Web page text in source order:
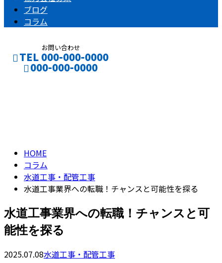
ブログ
コラム
お問い合わせ
TEL 000-000-0000
000-000-0000
HOME
コラム
水道工事・配管工事
水道工事業界への転職！チャンスと可能性を探る
水道工事業界への転職！チャンスと可
能性を探る
2025.07.08水道工事・配管工事